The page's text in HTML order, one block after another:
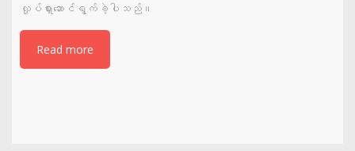
လှုပ်ရှားဆောင်ရွက်ခဲ့ပါသည်။
Read more